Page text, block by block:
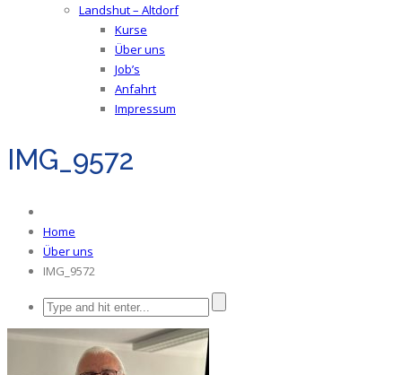
Landshut – Altdorf
Kurse
Über uns
Job’s
Anfahrt
Impressum
IMG_9572
Home
Über uns
IMG_9572